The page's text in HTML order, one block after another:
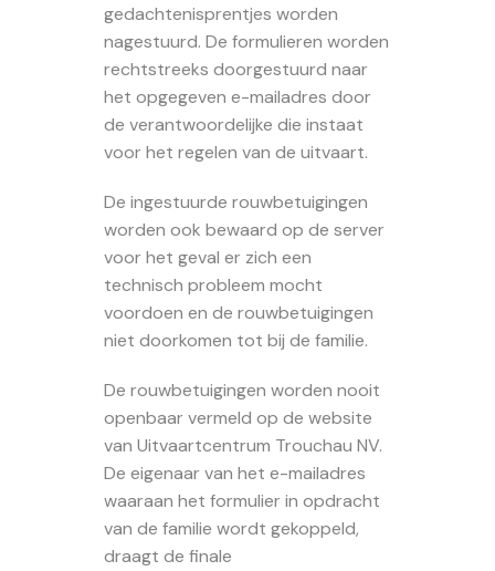
gedachtenisprentjes worden
nagestuurd. De formulieren worden
rechtstreeks doorgestuurd naar
het opgegeven e-mailadres door
de verantwoordelijke die instaat
voor het regelen van de uitvaart.
De ingestuurde rouwbetuigingen
worden ook bewaard op de server
voor het geval er zich een
technisch probleem mocht
voordoen en de rouwbetuigingen
niet doorkomen tot bij de familie.
De rouwbetuigingen worden nooit
openbaar vermeld op de website
van Uitvaartcentrum Trouchau NV.
De eigenaar van het e-mailadres
waaraan het formulier in opdracht
van de familie wordt gekoppeld,
draagt de finale